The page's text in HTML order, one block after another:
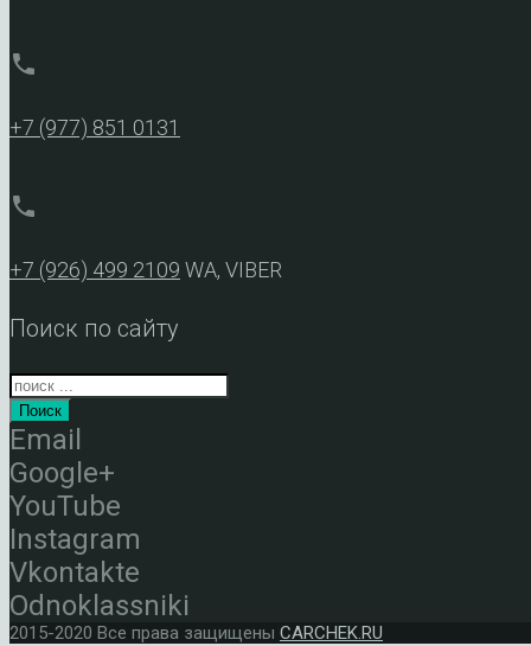
phone
+7 (977) 851 0131
phone
+7 (926) 499 2109 WA, VIBER
Поиск по сайту
Поиск
Email
Google+
YouTube
Instagram
Vkontakte
Odnoklassniki
2015-2020 Все права защищены CARCHEK.RU